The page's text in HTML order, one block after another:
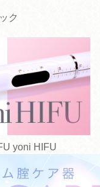
ク
yoni HIFU